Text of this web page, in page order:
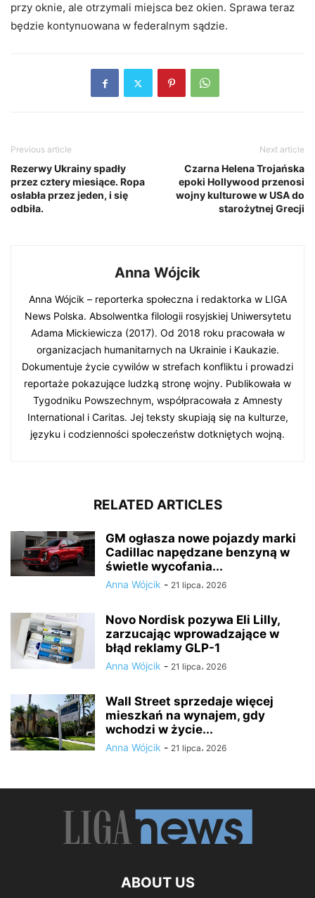
przy oknie, ale otrzymali miejsca bez okien. Sprawa teraz
będzie kontynuowana w federalnym sądzie.
Previous article
Rezerwy Ukrainy spadły
przez cztery miesiące. Ropa
osłabła przez jeden, i się
odbiła.
Next article
Czarna Helena Trojańska
epoki Hollywood przenosi
wojny kulturowe w USA do
starożytnej Grecji
Anna Wójcik
Anna Wójcik – reporterka społeczna i redaktorka w LIGA
News Polska. Absolwentka filologii rosyjskiej Uniwersytetu
Adama Mickiewicza (2017). Od 2018 roku pracowała w
organizacjach humanitarnych na Ukrainie i Kaukazie.
Dokumentuje życie cywilów w strefach konfliktu i prowadzi
reportaże pokazujące ludzką stronę wojny. Publikowała w
Tygodniku Powszechnym, współpracowała z Amnesty
International i Caritas. Jej teksty skupiają się na kulturze,
języku i codzienności społeczeństw dotkniętych wojną.
RELATED ARTICLES
GM ogłasza nowe pojazdy marki
Cadillac napędzane benzyną w
świetle wycofania...
Anna Wójcik - 21 lipca، 2026
Novo Nordisk pozywa Eli Lilly,
zarzucając wprowadzające w
błąd reklamy GLP-1
Anna Wójcik - 21 lipca، 2026
Wall Street sprzedaje więcej
mieszkań na wynajem, gdy
wchodzi w życie...
Anna Wójcik - 21 lipca، 2026
ABOUT US